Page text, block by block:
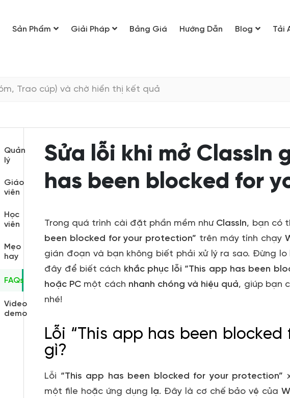
Sản Phẩm Giải Pháp Bảng Giá Hướng Dẫn Blog Tải
Quản
lý
Giáo
viên
Học
viên
Mẹo
hay
FAQs
Video
demo
Sửa lỗi khi mở ClassIn
has been blocked for
Trong quá trình cài đặt phần mềm như ClassIn, bạn có
been blocked for your protection” trên máy tính chạy
gián đoạn và bạn không biết phải xử lý ra sao. Đừng
đây để biết cách khắc phục lỗi “This app has been
hoặc PC một cách nhanh chóng và hiệu quả, giúp bạn
nhé!
Lỗi “This app has been
gì?
Lỗi “This app has been blocked for your protection”
một file hoặc ứng dụng lạ. Đây là cơ chế bảo vệ của